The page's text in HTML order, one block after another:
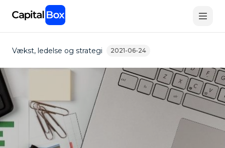
content
Vækst, ledelse og strategi 2021-06-24